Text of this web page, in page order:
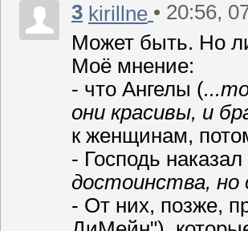
3 kirillne • 20:56,
Может быть. Но
Моё мнение:
- что Ангелы (
они красивы, и
к женщинам,
- Господь
достоинства,
- От них, позже,